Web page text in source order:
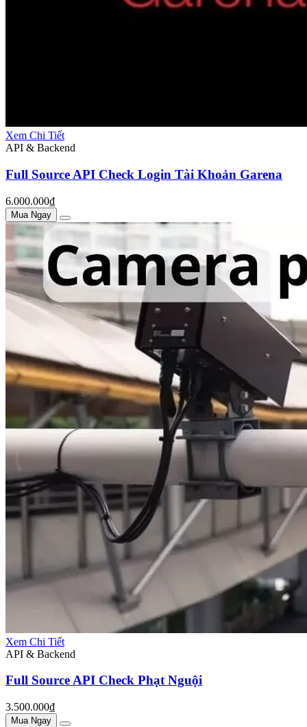
Xem Chi Tiết
API & Backend
Full Source API Check Login Tài Khoản Garena
6.000.000₫
Mua Ngay
Xem Chi Tiết
API & Backend
Full Source API Check Phạt Nguội
3.500.000₫
Mua Ngay